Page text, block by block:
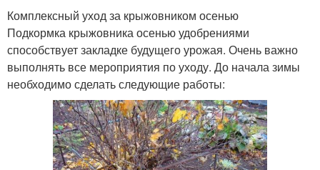
Комплексный уход за крыжовником осенью
Подкормка крыжовника осенью удобрениями
способствует закладке будущего урожая. Очень важно
выполнять все мероприятия по уходу. До начала зимы
необходимо сделать следующие работы: